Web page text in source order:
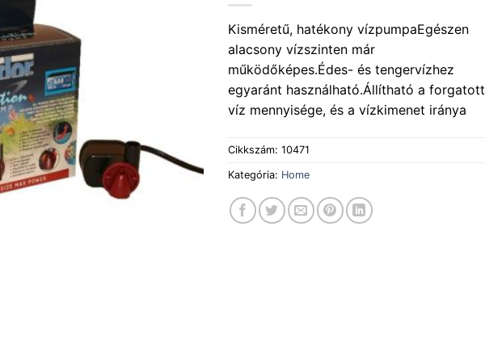
Kisméretű, hatékony vízpumpaEgészen
alacsony vízszinten már
működőképes.Édes- és tengervízhez
egyaránt használható.Állítható a forgatott
víz mennyisége, és a vízkimenet iránya
Cikkszám: 10471
Kategória: Home